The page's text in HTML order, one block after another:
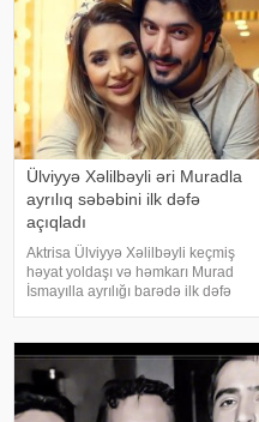
Azərbaycand
Ülviyyə Xəlilbəyli əri Muradla
ayrılıq səbəbini ilk dəfə
açıqladı
Aktrisa Ülviyyə Xəlilbəyli keçmiş
həyat yoldaşı və həmkarı Murad
İsmayılla ayrılığı barədə ilk dəfə
müsahibəsində danışıb